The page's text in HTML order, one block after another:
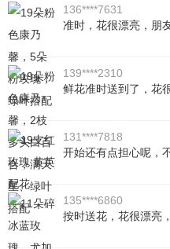
136****7631
准时，花很漂亮，朋
139****2310
鲜花准时送到了，花
131****7818
开始还有点担心呢，
135****6860
按时送花，花很漂亮